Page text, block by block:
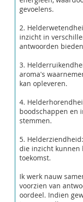
gevoelens.
2.
inzicht in
antwoorden
3.
aroma's
kan opleveren.
4.
boodschappen en
stemmen.
5.
die inzicht kunnen
toekomst.
Ik werk nauw
voorzien van
oordeel. Indien